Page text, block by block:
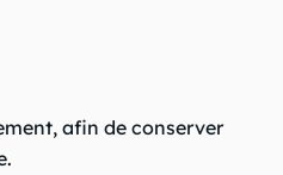
afin de conserver